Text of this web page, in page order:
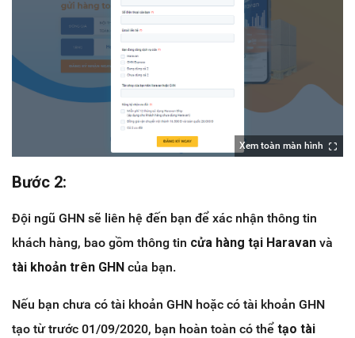
Xem toàn màn hình
Bước 2:
Đội ngũ GHN sẽ liên hệ đến bạn để xác nhận thông tin
khách hàng, bao gồm thông tin cửa hàng tại Haravan và
tài khoản trên GHN của bạn.
Nếu bạn chưa có tài khoản GHN hoặc có tài khoản GHN
tạo từ trước 01/09/2020, bạn hoàn toàn có thể tạo tài